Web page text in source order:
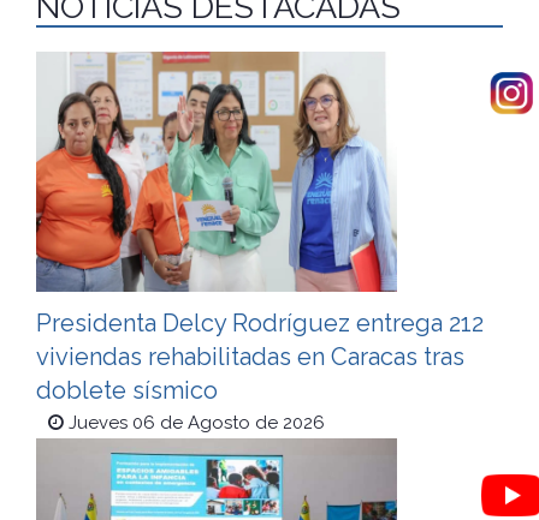
Presidenta Delcy Rodríguez entrega 212
viviendas rehabilitadas en Caracas tras
doblete sísmico
Jueves 06 de Agosto de 2026